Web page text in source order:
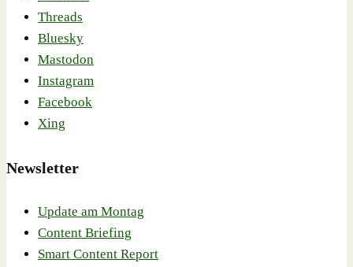
Threads
Bluesky
Mastodon
Instagram
Facebook
Xing
Newsletter
Update am Montag
Content Briefing
Smart Content Report